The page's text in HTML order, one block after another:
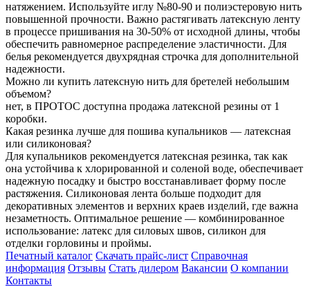
натяжением. Используйте иглу №80-90 и полиэстеровую нить
повышенной прочности. Важно растягивать латексную ленту
в процессе пришивания на 30-50% от исходной длины, чтобы
обеспечить равномерное распределение эластичности. Для
белья рекомендуется двухрядная строчка для дополнительной
надежности.
Можно ли купить латексную нить для бретелей небольшим
объемом?
нет, в ПРОТОС доступна продажа латексной резины от 1
коробки.
Какая резинка лучше для пошива купальников — латексная
или силиконовая?
Для купальников рекомендуется латексная резинка, так как
она устойчива к хлорированной и соленой воде, обеспечивает
надежную посадку и быстро восстанавливает форму после
растяжения. Силиконовая лента больше подходит для
декоративных элементов и верхних краев изделий, где важна
незаметность. Оптимальное решение — комбинированное
использование: латекс для силовых швов, силикон для
отделки горловины и проймы.
Печатный каталог Скачать прайс-лист Справочная
информация Отзывы Стать дилером Вакансии О компании
Контакты